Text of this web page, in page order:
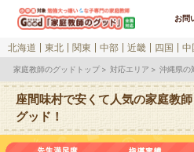
お問
北海道 東北 関東 中部 近畿 四国 中
家庭教師のグッドトップ 対応エリア 沖縄県の
座間味村で安くて人気の家庭教
グッド！